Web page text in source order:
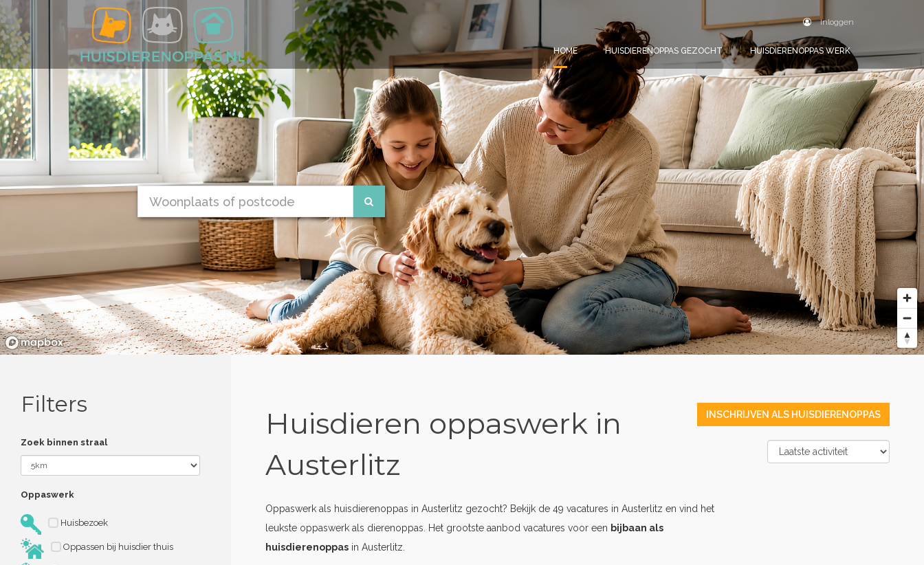
Inloggen
HOME HUISDIERENOPPAS GEZOCHT HUISDIERENOPPAS WERK
Filters
Zoek binnen straal
Oppaswerk
Huisbezoek
Oppassen bij huisdier thuis
Huisdieren oppaswerk in
Austerlitz
Oppaswerk als huisdierenoppas in Austerlitz gezocht? Bekijk de 49 vacatures in Austerlitz en vind het
leukste oppaswerk als dierenoppas. Het grootste aanbod vacatures voor een bijbaan als
huisdierenoppas in Austerlitz.
INSCHRIJVEN ALS HUISDIERENOPPAS